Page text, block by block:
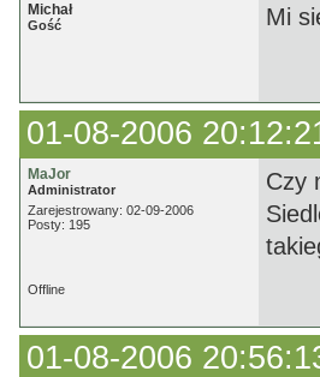
Michał
Gość Mi
01-08-2006
MaJor
Administrator
Zarejestrowany: 02-09-2006
Posty: 195
Czy
Offline
01-08-2006